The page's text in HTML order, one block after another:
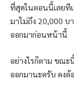
ที่สุดในตอนนี้เลยที
มาไม่ถึง 20,000 บ
ออกมาก่อนหน้านี้
อย่างไรก็ตาม ขณะ
ออกมานะครับ คงต้